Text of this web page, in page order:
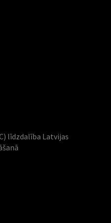
līdzdalība Latvijas